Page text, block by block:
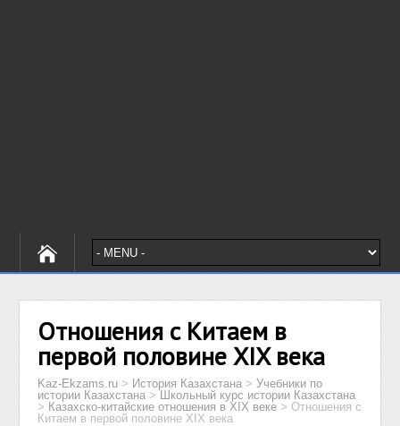
Отношения с Китаем в
первой половине XIX века
Kaz-Ekzams.ru > История Казахстана >Учебники по
истории Казахстана > Школьный курс истории Казахстана
> Казахско-китайские отношения в XIX веке >Отношения с
Китаем в первой половине XIX века